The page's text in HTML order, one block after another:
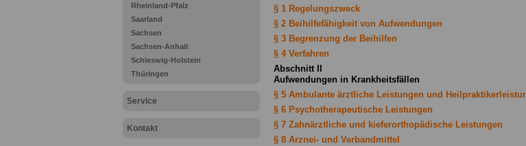
Rheinland-Pfalz
Saarland
Sachsen
Sachsen-Anhalt
Schleswig-Holstein
Thüringen
Service
Kontakt
§ 1 Regelungszweck
§ 2 Beihilfefähigkeit von Aufwendungen
§ 3 Begrenzung der Beihilfen
§ 4 Verfahren
Abschnitt II
Aufwendungen in Krankheitsfällen
§ 5 Ambulante ärztliche Leistungen und
§ 6 Psychotherapeutische Leistungen
§ 7 Zahnärztliche und kieferorthopädische Leistungen
§ 8 Arznei- und Verbandmittel